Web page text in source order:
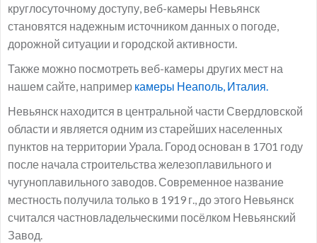
круглосуточному доступу, веб-камеры Невьянск
становятся надежным источником данных о погоде,
дорожной ситуации и городской активности.
Также можно посмотреть веб-камеры других мест на
нашем сайте, например камеры Неаполь, Италия.
Невьянск находится в центральной части Свердловской
области и является одним из старейших населенных
пунктов на территории Урала. Город основан в 1701 году
после начала строительства железоплавильного и
чугуноплавильного заводов. Современное название
местность получила только в 1919 г., до этого Невьянск
считался частновладельческими посёлком Невьянский
Завод.